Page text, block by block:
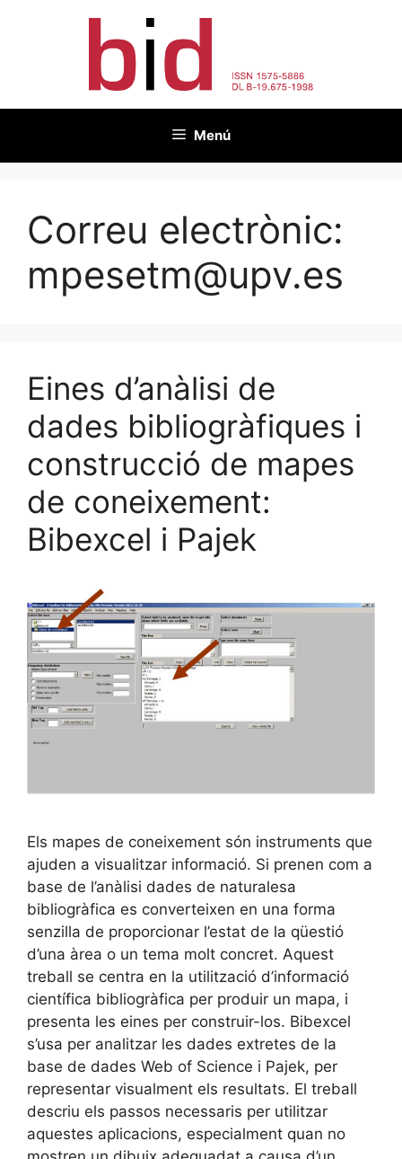
Menú
Correu electrònic:
mpesetm@upv.es
Eines d’anàlisi de
dades bibliogràfiques i
construcció de mapes
de coneixement:
Bibexcel i Pajek
Els mapes de coneixement són instruments que
ajuden a visualitzar informació. Si prenen com a
base de l’anàlisi dades de naturalesa
bibliogràfica es converteixen en una forma
senzilla de proporcionar l’estat de la qüestió
d’una àrea o un tema molt concret. Aquest
treball se centra en la utilització d’informació
científica bibliogràfica per produir un mapa, i
presenta les eines per construir-los. Bibexcel
s’usa per analitzar les dades extretes de la
base de dades Web of Science i Pajek, per
representar visualment els resultats. El treball
descriu els passos necessaris per utilitzar
aquestes aplicacions, especialment quan no